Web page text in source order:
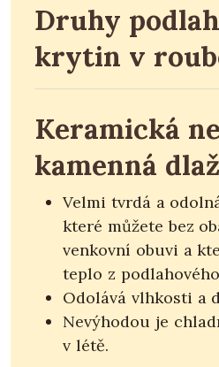
Druhy
krytin v
Keramická
kamenná
Velmi tvrdá a
které můžete bez
venkovní obuvi a
teplo z
Odolává vlhkosti a
Nevýhodou je
v létě.